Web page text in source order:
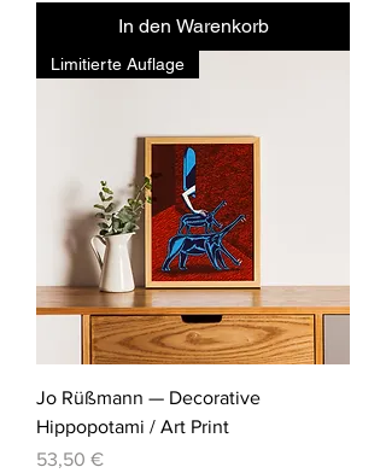
In den Warenkorb
Limitierte Auflage
Jo Rüßmann — Decorative
Hippopotami / Art Print
Preis
53,50 €